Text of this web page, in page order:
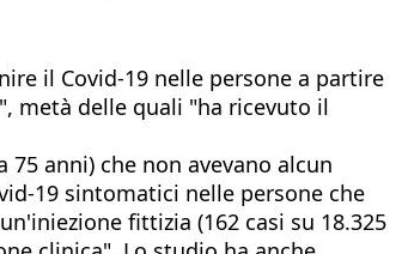
il Covid-19 nelle persone a partire
metà delle quali "ha ricevuto il
anni) che non avevano alcun
19 sintomatici nelle persone che
fittizia (162 casi su 18.325